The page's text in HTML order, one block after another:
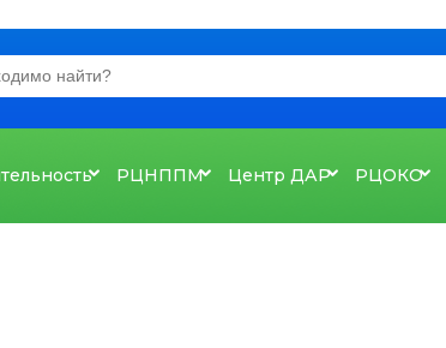
РЦНППМ Центр ДАР РЦОКО